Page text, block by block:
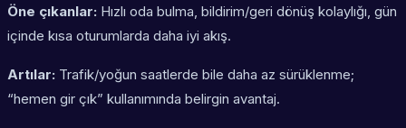
Öne çıkanlar: Hızlı oda bulma, bildirim/geri dönüş kolaylığı, gün
içinde kısa oturumlarda daha iyi akış.
Artılar: Trafik/yoğun saatlerde bile daha az sürüklenme;
“hemen gir çık” kullanımında belirgin avantaj.